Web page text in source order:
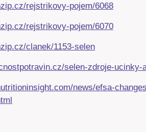
rejstrikovy-pojem/6068
rejstrikovy-pojem/6070
clanek/1153-selen
selen-zdroje-ucinky-
news/efsa-